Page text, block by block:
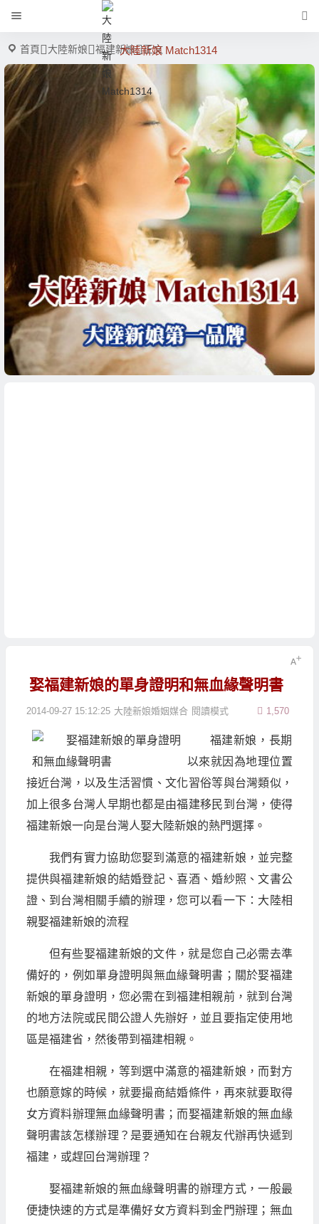
大陸新娘 Match1314
首頁 大陸新娘 福建新娘 正文
娶福建新娘的單身證明和無血緣聲明書
2014-09-27 15:12:25 大陸新娘婚姻媒合 1,570
閱讀模式
福建新娘，長期
以來就因為地理位置
接近台灣，以及生活習慣、文化習俗等與台灣類似，
加上很多台灣人早期也都是由福建移民到台灣，使得
福建新娘一向是台灣人娶大陸新娘的熱門選擇。
我們有實力協助您娶到滿意的福建新娘，並完整
提供與福建新娘的結婚登記、喜酒、婚紗照、文書公
證、到台灣相關手續的辦理，您可以看一下：大陸相
親娶福建新娘的流程
但有些娶福建新娘的文件，就是您自己必需去準
備好的，例如單身證明與無血緣聲明書；關於娶福建
新娘的單身證明，您必需在到福建相親前，就到台灣
的地方法院或民間公證人先辦好，並且要指定使用地
區是福建省，然後帶到福建相親。
在福建相親，等到選中滿意的福建新娘，而對方
也願意嫁的時候，就要撮商結婚條件，再來就要取得
女方資料辦理無血緣聲明書；而娶福建新娘的無血緣
聲明書該怎樣辦理？是要通知在台親友代辦再快遞到
福建，或趕回台灣辦理？
娶福建新娘的無血緣聲明書的辦理方式，一般最
便捷快速的方式是準備好女方資料到金門辦理；無血